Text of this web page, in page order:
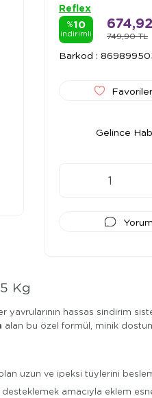
Reflex
%10
indirimli 749,90 TL
Barkod :
Gelince
Kg
yavrularının hassas
alan bu özel formül, minik
uzun ve ipeksi tüylerini
desteklemek amacıyla eklem